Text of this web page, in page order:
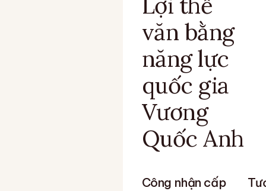
văn bằng
năng lực
quốc gia
Vương
Quốc Anh
Công nhận cấp